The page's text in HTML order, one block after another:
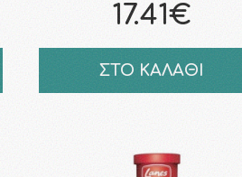
17.41€
ΣΤΟ ΚΑΛΑΘΙ